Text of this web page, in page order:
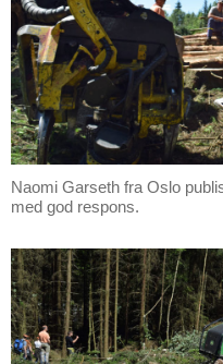
Naomi Garseth fra Oslo
med god respons.